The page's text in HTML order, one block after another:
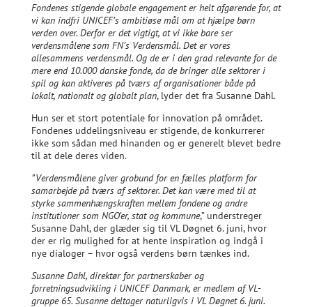
Fondenes stigende globale engagement er helt afgørende for, at
vi kan indfri UNICEF’s ambitiøse mål om at hjælpe børn
verden over. Derfor er det vigtigt, at vi ikke bare ser
verdensmålene som FN’s Verdensmål. Det er vores
allesammens verdensmål. Og de er i den grad relevante for de
mere end 10.000 danske fonde, da de bringer alle sektorer i
spil og kan aktiveres på tværs af organisationer både på
lokalt, nationalt og globalt plan, lyder det fra Susanne Dahl.
Hun ser et stort potentiale for innovation på området.
Fondenes uddelingsniveau er stigende, de konkurrerer
ikke som sådan med hinanden og er generelt blevet bedre
til at dele deres viden.
”Verdensmålene giver grobund for en fælles platform for
samarbejde på tværs af sektorer. Det kan være med til at
styrke sammenhængskraften mellem fondene og andre
institutioner som NGO’er, stat og kommune,” understreger
Susanne Dahl, der glæder sig til VL Døgnet 6. juni, hvor
der er rig mulighed for at hente inspiration og indgå i
nye dialoger – hvor også verdens børn tænkes ind.
Susanne Dahl, direktør for partnerskaber og
forretningsudvikling i UNICEF Danmark, er medlem af VL-
gruppe 65. Susanne deltager naturligvis i VL Døgnet 6. juni.